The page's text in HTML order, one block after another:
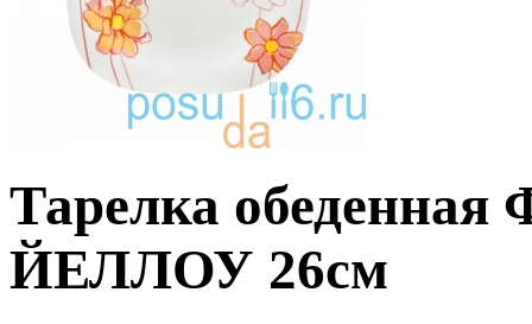
Тарелка
ЙЕЛЛОУ 26см